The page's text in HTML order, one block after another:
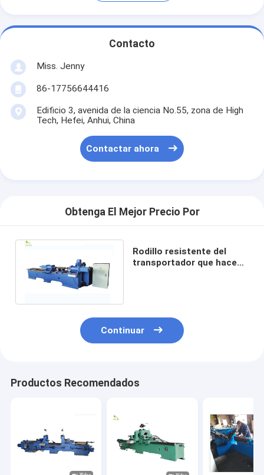
Contacto
Miss. Jenny
86-17756644416
Edificio 3, avenida de la ciencia No.55, zona de High
Tech, Hefei, Anhui, China
Contactar ahora
Obtenga El Mejor Precio Por
Rodillo resistente del
transportador que hace
Continuar
Productos Recomendados